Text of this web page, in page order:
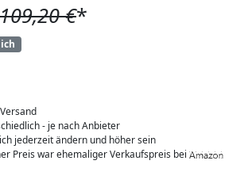
109,20 €*
- je nach Anbieter
jederzeit ändern und höher sein
Preis war ehemaliger Verkaufspreis bei